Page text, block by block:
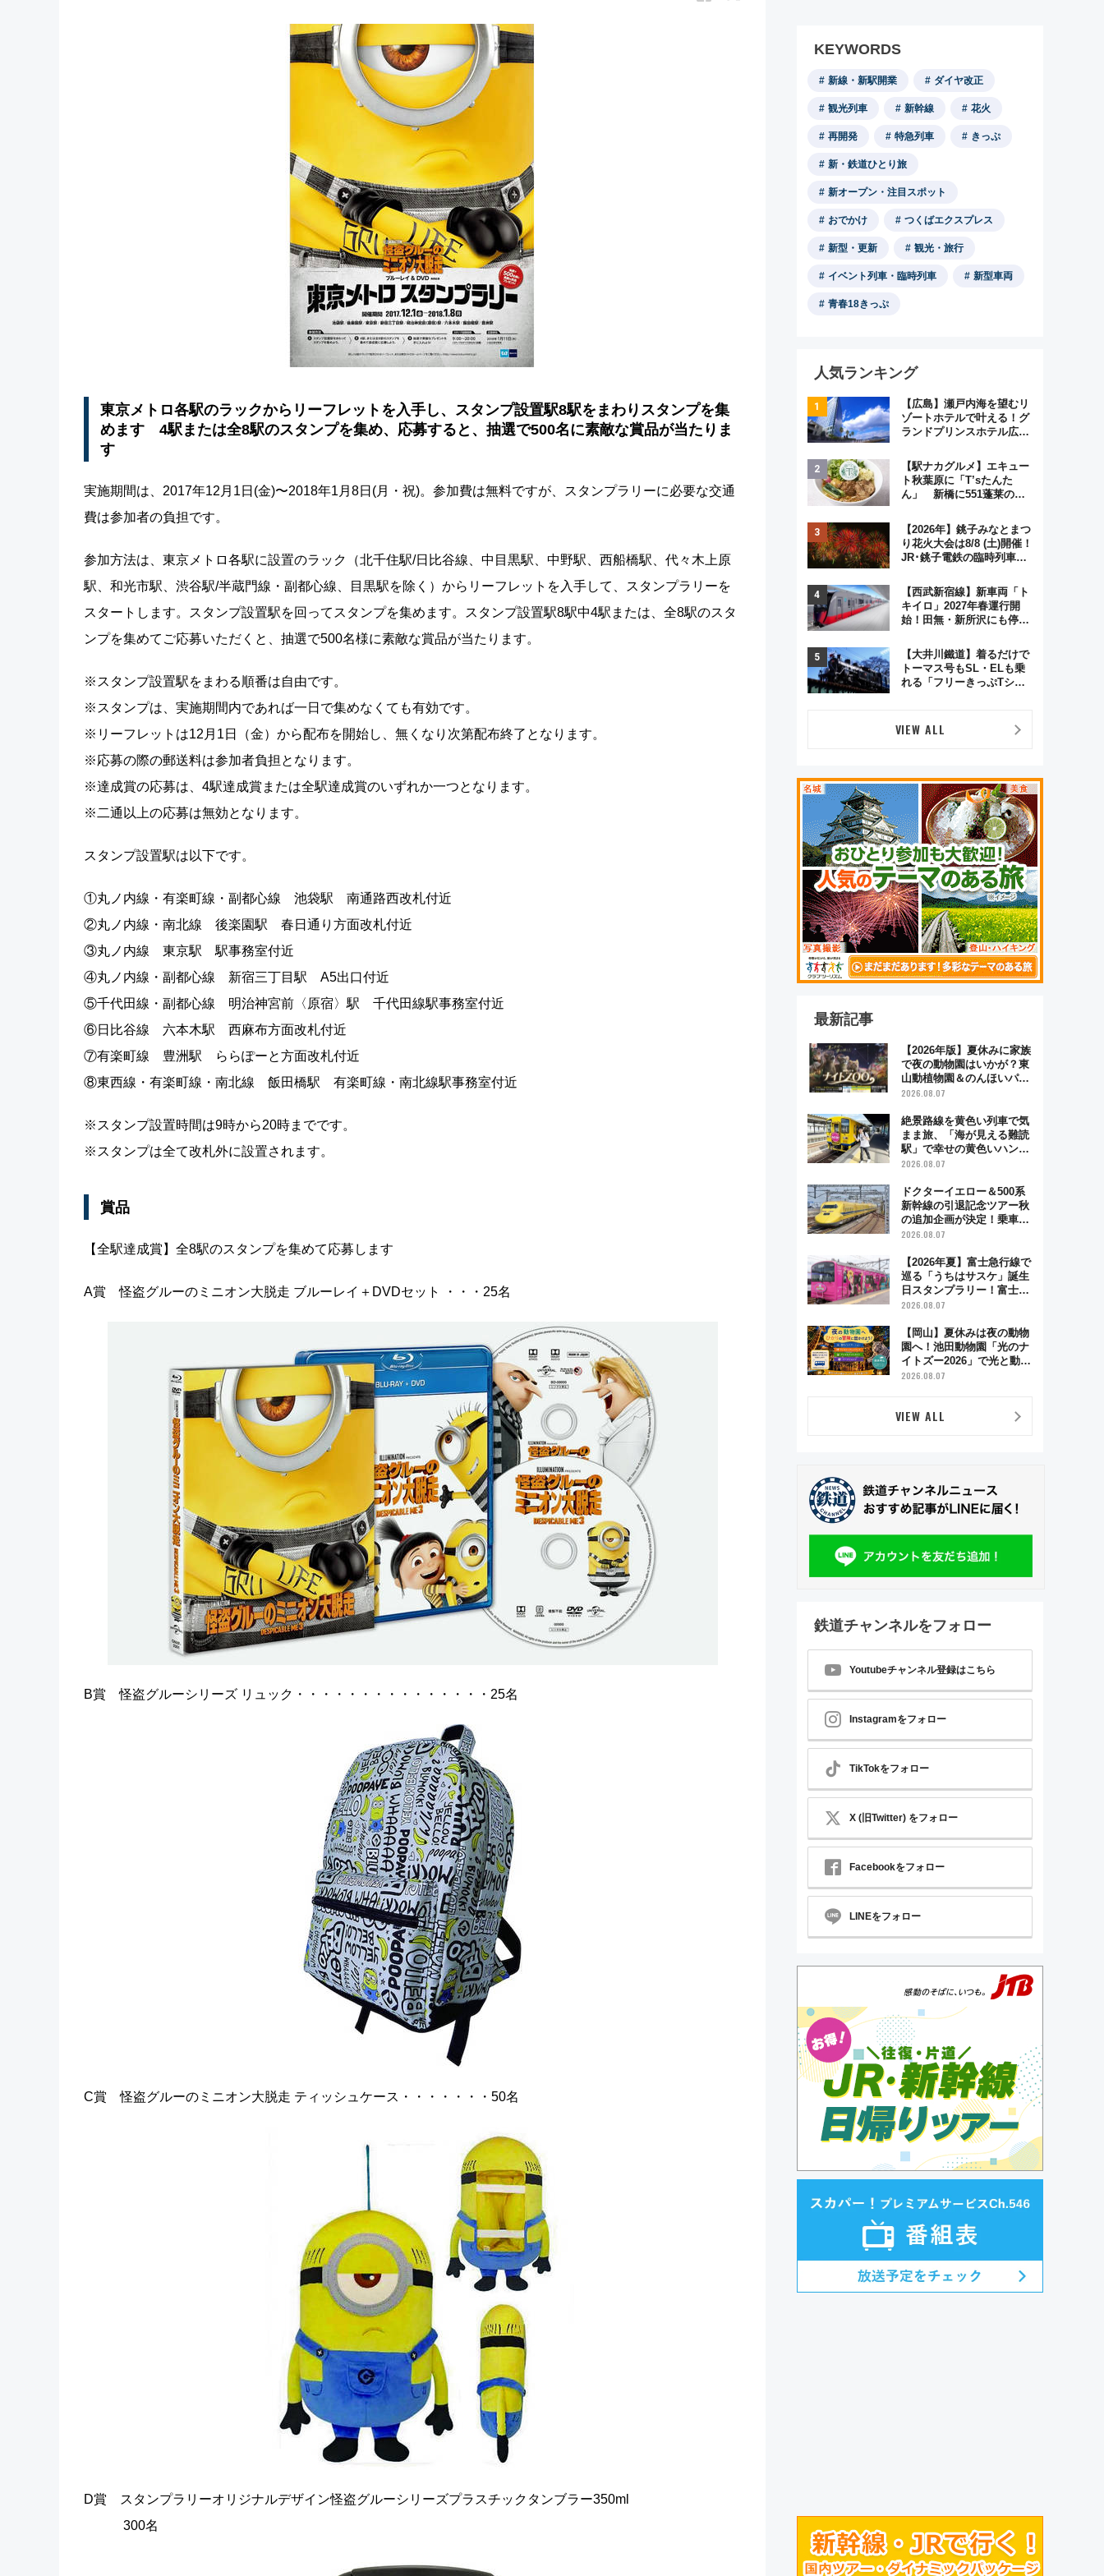
東京メトロ各駅のラックからリーフレットを入手し、スタンプ設置駅8駅をまわりスタンプを集
めます 4駅または全8駅のスタンプを集め、応募すると、抽選で500名に素敵な賞品が当たりま
す
実施期間は、2017年12月1日(金)〜2018年1月8日(月・祝)。参加費は無料ですが、スタンプラリーに必要な交通
費は参加者の負担です。
参加方法は、東京メトロ各駅に設置のラック（北千住駅/日比谷線、中目黒駅、中野駅、西船橋駅、代々木上原
駅、和光市駅、渋谷駅/半蔵門線・副都心線、目黒駅を除く）からリーフレットを入手して、スタンプラリーを
スタートします。スタンプ設置駅を回ってスタンプを集めます。スタンプ設置駅8駅中4駅または、全8駅のスタ
ンプを集めてご応募いただくと、抽選で500名様に素敵な賞品が当たります。
※スタンプ設置駅をまわる順番は自由です。
※スタンプは、実施期間内であれば一日で集めなくても有効です。
※リーフレットは12月1日（金）から配布を開始し、無くなり次第配布終了となります。
※応募の際の郵送料は参加者負担となります。
※達成賞の応募は、4駅達成賞または全駅達成賞のいずれか一つとなります。
※二通以上の応募は無効となります。
スタンプ設置駅は以下です。
①丸ノ内線・有楽町線・副都心線 池袋駅 南通路西改札付近
②丸ノ内線・南北線 後楽園駅 春日通り方面改札付近
③丸ノ内線 東京駅 駅事務室付近
④丸ノ内線・副都心線 新宿三丁目駅 A5出口付近
⑤千代田線・副都心線 明治神宮前〈原宿〉駅 千代田線駅事務室付近
⑥日比谷線 六本木駅 西麻布方面改札付近
⑦有楽町線 豊洲駅 ららぽーと方面改札付近
⑧東西線・有楽町線・南北線 飯田橋駅 有楽町線・南北線駅事務室付近
※スタンプ設置時間は9時から20時までです。
※スタンプは全て改札外に設置されます。
賞品
【全駅達成賞】全8駅のスタンプを集めて応募します
A賞 怪盗グルーのミニオン大脱走 ブルーレイ＋DVDセット ・・・25名
B賞 怪盗グルーシリーズ リュック・・・・・・・・・・・・・・・25名
C賞 怪盗グルーのミニオン大脱走 ティッシュケース・・・・・・・50名
D賞 スタンプラリーオリジナルデザイン怪盗グルーシリーズプラスチックタンブラー350ml
300名
KEYWORDS
新線・新駅開業 ダイヤ改正
観光列車 新幹線 花火
再開発 特急列車 きっぷ
新・鉄道ひとり旅
新オープン・注目スポット
おでかけ つくばエクスプレス
新型・更新 観光・旅行
イベント列車・臨時列車 新型車両
青春18きっぷ
人気ランキング
【広島】瀬戸内海を望むリ
ゾートホテルで叶える！グ
ランドプリンスホテル広島
ジュアルパーティープラン
【駅ナカグルメ】エキュー
ト秋葉原に「T’sたんた
ん」 新橋に551蓬莱の
オムライス専門店「肉とた
まご」新グルメ続々登場！
【2026年8月】
【2026年】銚子みなとまつ
り花火大会は8/8 (土)開催！
JR･銚子電鉄の臨時列車や
く8,000発の大迫力＆屋台
を満喫
【西武新宿線】新車両「ト
キイロ」2027年春運行開
始！田無・新所沢にも停
弾」も
【大井川鐵道】着るだけで
トーマス号もSL・ELも乗
れる「フリーきっぷTシャ
VIEW ALL
最新記事
【2026年版】夏休みに家族
で夜の動物園はいかが？東
山動植物園＆のんほいパー
ク「ナイトZOO」開催情報
2026.08.07
絶景路線を黄色い列車で気
まま旅、「海が見える難読
駅」で幸せの黄色いハンカ
チに願いを 「新・鉄道ひ
「島原鉄道」
2026.08.07
ドクターイエロー＆500系
新幹線の引退記念ツアー秋
の追加企画が決定！乗車体
験やグッズ・ホテル情報ま
2026.08.07
【2026年夏】富士急行線で
巡る「うちはサスケ」誕生
日スタンプラリー！富士急
ハイランド限定グルメ＆グ
2026.08.07
【岡山】夏休みは夜の動物
園へ！池田動物園「光のナ
イトズー2026」で光と動物
が彩る特別な夜
2026.08.07
VIEW ALL
鉄道チャンネルをフォロー
Youtubeチャンネル登録はこちら
Instagramをフォロー
TikTokをフォロー
X (旧Twitter) をフォロー
Facebookをフォロー
LINEをフォロー